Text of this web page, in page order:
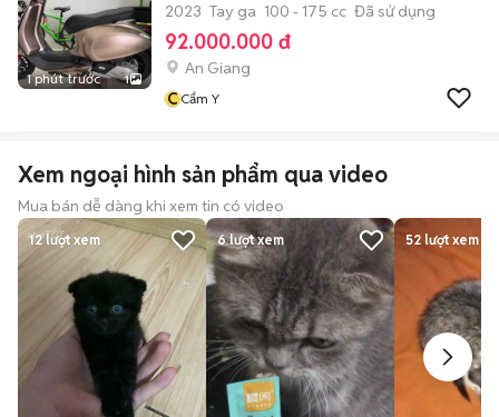
1 phút trước 1
2023 Tay ga 100 - 175 cc Đã sử dụng
92.000.000 đ
An Giang
CCẩm Y
Xem ngoại hình sản phẩm qua video
Mua bán dễ dàng khi xem tin có video
12lượt xem 6lượt xem 52 lượt xem